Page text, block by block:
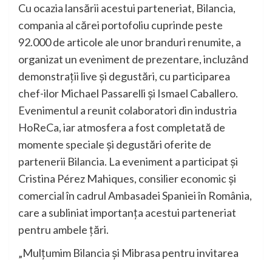
Cu ocazia lansării acestui parteneriat, Bilancia,
compania al cărei portofoliu cuprinde peste
92.000 de articole ale unor branduri renumite, a
organizat un eveniment de prezentare, incluzând
demonstrații live și degustări, cu participarea
chef-ilor Michael Passarelli și Ismael Caballero.
Evenimentul a reunit colaboratori din industria
HoReCa, iar atmosfera a fost completată de
momente speciale și degustări oferite de
partenerii Bilancia. La eveniment a participat și
Cristina Pérez Mahiques, consilier economic și
comercial în cadrul Ambasadei Spaniei în România,
care a subliniat importanța acestui parteneriat
pentru ambele țări.
„Mulțumim Bilancia și Mibrasa pentru invitarea